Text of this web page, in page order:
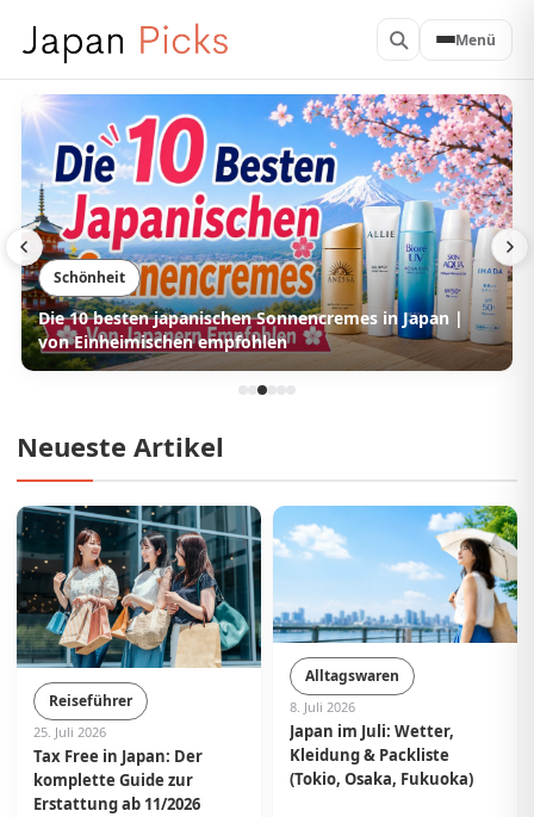
Menü
Schönheit
Die 10 besten japanischen Haarspülungen | Tipp der
Einheimischen
Neueste Artikel
Reiseführer
25. Juli 2026
Tax Free in Japan: Der
komplette Guide zur
Erstattung ab 11/2026
Alltagswaren
8. Juli 2026
Japan im Juli: Wetter,
Kleidung & Packliste
(Tokio, Osaka, Fukuoka)